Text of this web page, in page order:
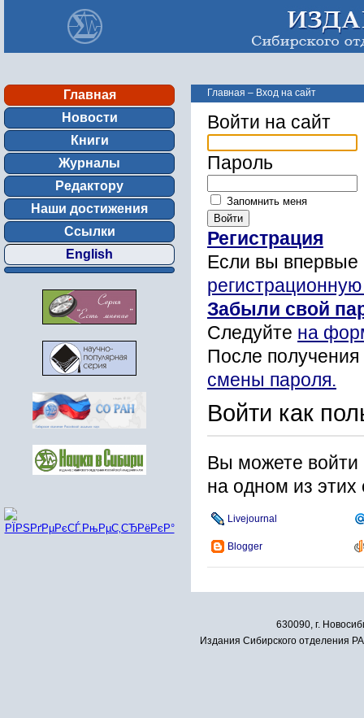
Главная
Новости
Книги
Журналы
Редактору
Наши достижения
Ссылки
English
Главная – Вход на сайт
Войти на сайт
Пароль
Запомнить меня
Регистрация
Если вы впервые
Забыли свой
Следуйте на
После
смены пароля.
Войти как
Вы можете войти
на одном из этих
Livejournal
Blogger
630090, г.
Издания Сибирского отделения